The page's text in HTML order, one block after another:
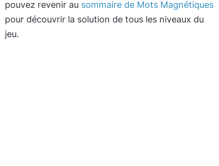
pouvez revenir au sommaire de Mots Magnétiques
pour découvrir la solution de tous les niveaux du
jeu.